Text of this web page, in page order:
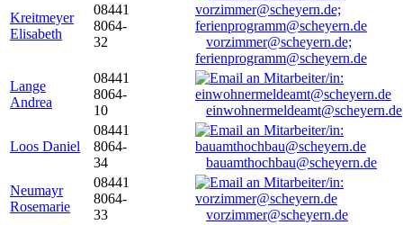
Kreitmeyer
Elisabeth
08441
8064-
32
vorzimmer@scheyern.de;
ferienprogramm@scheyern.de
Lange
Andrea
08441
8064-
10
einwohnermeldeamt@scheyern.de
Loos Daniel
08441
8064-
34
bauamthochbau@scheyern.de
Neumayr
Rosemarie
08441
8064-
33
vorzimmer@scheyern.de